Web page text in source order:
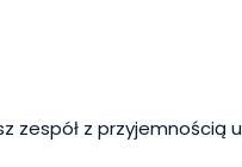
zespół z przyjemnością